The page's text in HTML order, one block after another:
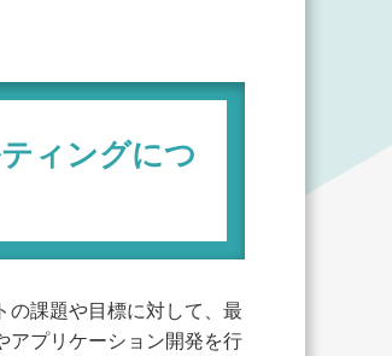
ィングにつ
の課題や目標に対して、最
アプリケーション開発を行